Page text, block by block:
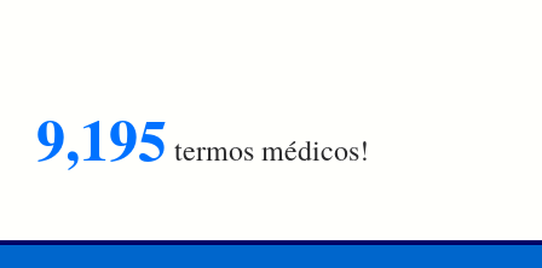
9,195 termos médicos!